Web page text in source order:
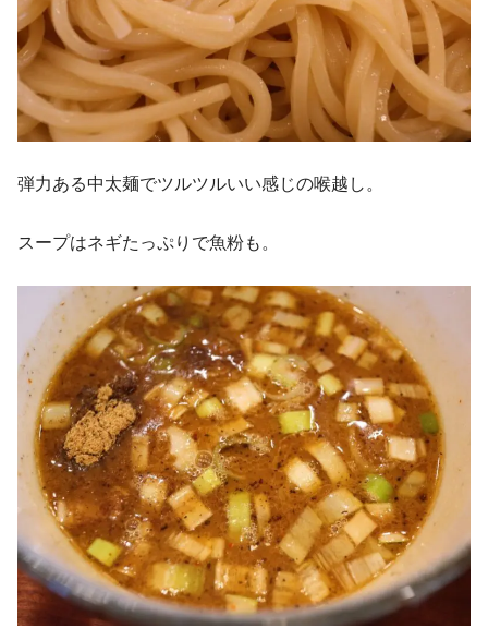
弾力ある中太麺でツルツルいい感じの喉越し。
スープはネギたっぷりで魚粉も。